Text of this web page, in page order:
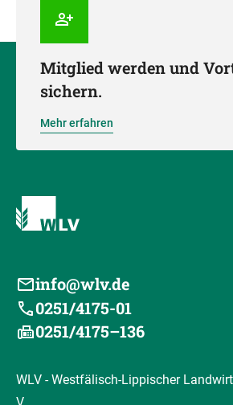
Mitglied werden und
sichern.
Mehr erfahren
info@wlv.de
0251/4175-01
0251/4175–136
WLV - Westfälisch-Lippischer